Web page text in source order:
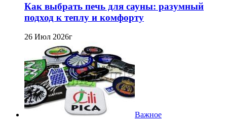
Как выбрать печь для сауны: разумный
подход к теплу и комфорту
26 Июл 2026г
Важное